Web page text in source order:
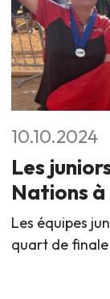
10.10.2024
Les
Nations
Les équipes
quart de finale